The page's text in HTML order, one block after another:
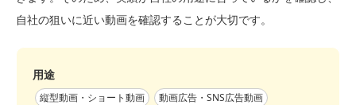
自社の狙いに近い動画を確認することが大切です。
用途
縦型動画・ショート動画
動画広告・SNS広告動画